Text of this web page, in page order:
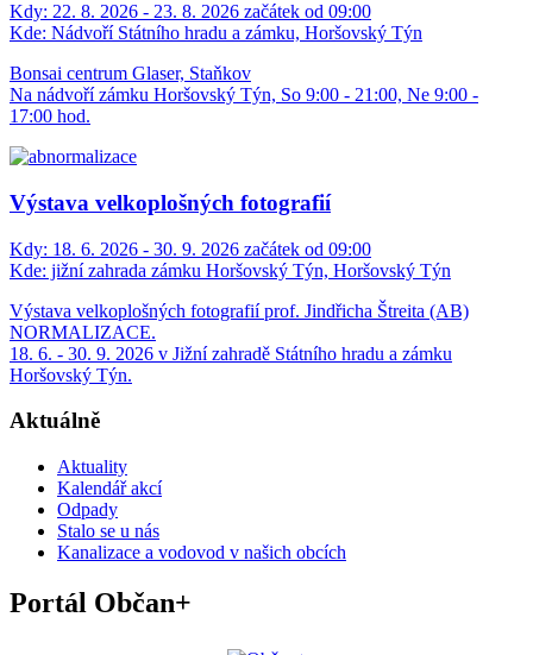
Kdy: 22. 8. 2026 - 23. 8. 2026 začátek od 09:00
Kde: Nádvoří Státního hradu a zámku, Horšovský Týn
Bonsai centrum Glaser, Staňkov
Na nádvoří zámku Horšovský Týn, So 9:00 - 21:00, Ne 9:00 -
17:00 hod.
Výstava velkoplošných fotografií
Kdy: 18. 6. 2026 - 30. 9. 2026 začátek od 09:00
Kde: jižní zahrada zámku Horšovský Týn, Horšovský Týn
Výstava velkoplošných fotografií prof. Jindřicha Štreita (AB)
NORMALIZACE.
18. 6. - 30. 9. 2026 v Jižní zahradě Státního hradu a zámku
Horšovský Týn.
Aktuálně
Aktuality
Kalendář akcí
Odpady
Stalo se u nás
Kanalizace a vodovod v našich obcích
Portál Občan+